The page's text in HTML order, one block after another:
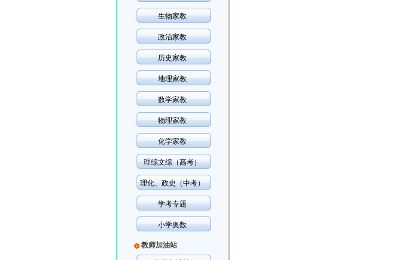
生物家教
政治家教
历史家教
地理家教
数学家教
物理家教
化学家教
理综文综（高考）
理化、政史（中考）
学考专题
小学奥数
教师加油站